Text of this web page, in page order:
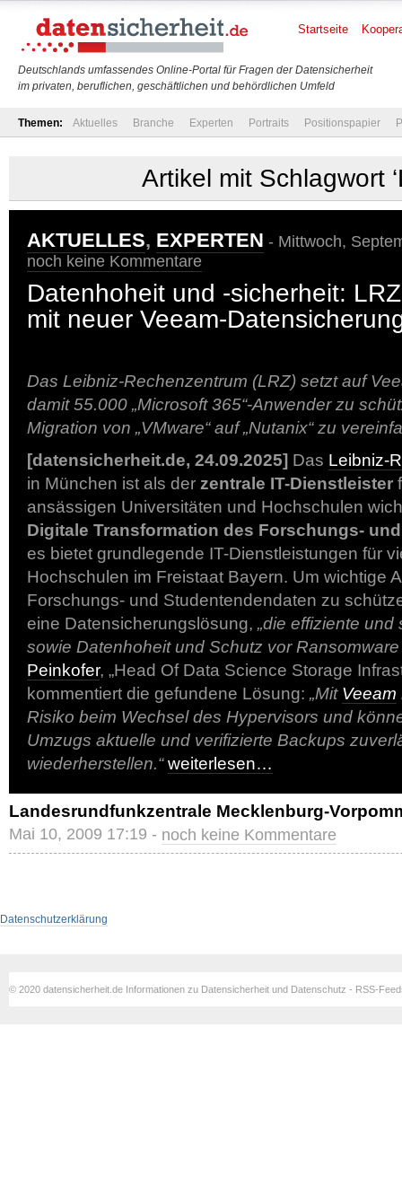
Deutschlands umfassendes Online-Portal für Fragen der Datensicherheit
im privaten, beruflichen, geschäftlichen und behördlichen Umfeld
Startseite
Themen: Aktuelles Branche Experten Portraits Positionspapier
Artikel mit Schlagwort
AKTUELLES, EXPERTEN - Mittwoch,
noch keine Kommentare
Datenhoheit und -sicherheit:
mit neuer Veeam-
Das Leibniz-Rechenzentrum (LRZ) setzt auf
damit 55.000 „Microsoft 365“-Anwender zu
Migration von „VMware“ auf „Nutanix“ zu
[datensicherheit.de, 24.09.2025] Das Leibniz-
in München ist als der zentrale IT-Dienstleister
ansässigen Universitäten und Hochschulen
Digitale Transformation des Forschungs-
es bietet grundlegende IT-Dienstleistungen für
Hochschulen im Freistaat Bayern. Um wichtige
Forschungs- und Studentendendaten zu
eine Datensicherungslösung, „die effiziente
sowie Datenhoheit und Schutz vor Ransomware
Peinkofer, „Head Of Data Science Storage
kommentiert die gefundene Lösung: „Mit Veeam
Risiko beim Wechsel des Hypervisors und
Umzugs aktuelle und verifizierte Backups
wiederherstellen.“ weiterlesen…
Landesrundfunkzentrale Mecklenburg-
Mai 10, 2009 17:19 - noch keine Kommentare
Datenschutzerklärung
© 2020 datensicherheit.de Informationen zu Datensicherheit und Datenschutz - RSS-